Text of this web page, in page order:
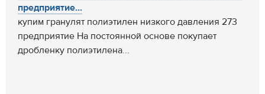
предприятие...
купим гранулят полиэтилен низкого давления 273
предприятие На постоянной основе покупает
дробленку полиэтилена...